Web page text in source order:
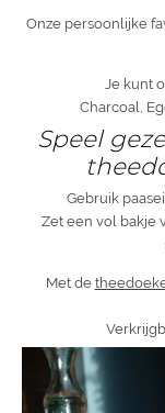
Onze persoonlijke
Je kunt
Charcoal,
Speel
Gebruik
Zet een vol bakje
Met de